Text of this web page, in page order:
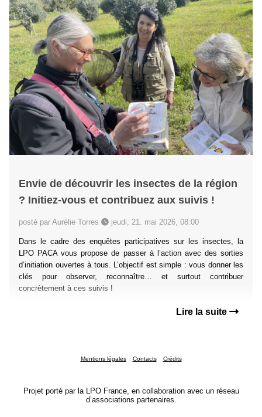
Envie de découvrir les insectes de la région
? Initiez-vous et contribuez aux suivis !
posté par Aurélie Torres jeudi, 21. mai 2026, 08:00
Dans le cadre des enquêtes participatives sur les insectes, la
LPO PACA vous propose de passer à l’action avec des sorties
d’initiation ouvertes à tous. L’objectif est simple : vous donner les
clés pour observer, reconnaître… et surtout contribuer
concrètement à ces suivis !
Lire la suite
Mentions légales Contacts Crédits
Projet porté par la LPO France, en collaboration avec un réseau
d’associations partenaires.